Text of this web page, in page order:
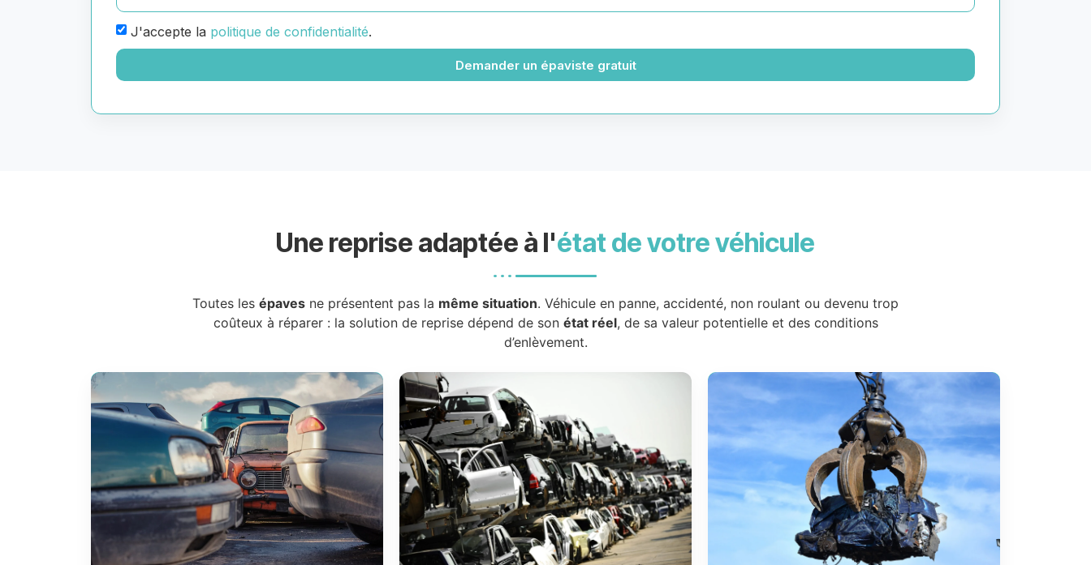
J'accepte la politique de confidentialité.
Demander un épaviste gratuit
Une reprise adaptée à l'état de votre véhicule
Toutes les épaves ne présentent pas la même situation. Véhicule en panne, accidenté, non roulant ou devenu trop
coûteux à réparer : la solution de reprise dépend de son état réel, de sa valeur potentielle et des conditions
d’enlèvement.